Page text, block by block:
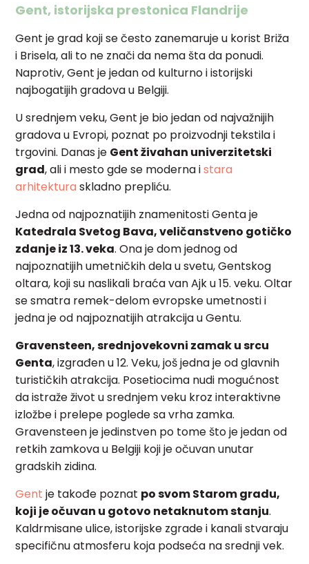
Gent, istorijska prestonica Flandrije
Gent je grad koji se često zanemaruje u korist Briža
i Brisela, ali to ne znači da nema šta da ponudi.
Naprotiv, Gent je jedan od kulturno i istorijski
najbogatijih gradova u Belgiji.
U srednjem veku, Gent je bio jedan od najvažnijih
gradova u Evropi, poznat po proizvodnji tekstila i
trgovini. Danas je Gent živahan univerzitetski
grad, ali i mesto gde se moderna istara
arhitektura skladno prepliću.
Jedna od najpoznatijih znamenitosti Genta je
Katedrala Svetog Bava, veličanstveno gotičko
zdanje iz 13. veka. Ona je dom jednog od
najpoznatijih umetničkih dela u svetu, Gentskog
oltara, koji su naslikali braća van Ajk u 15. veku. Oltar
se smatra remek-delom evropske umetnosti i
jedna je od najpoznatijih atrakcija u Gentu.
Gravensteen, srednjovekovni zamak u srcu
Genta, izgrađen u 12. Veku, još jedna je od glavnih
turističkih atrakcija. Posetiocima nudi mogućnost
da istraže život u srednjem veku kroz interaktivne
izložbe i prelepe poglede sa vrha zamka.
Gravensteen je jedinstven po tome što je jedan od
retkih zamkova u Belgiji koji je očuvan unutar
gradskih zidina.
Gentje takođe poznat po svom Starom gradu,
koji je očuvan u gotovo netaknutom stanju.
Kaldrmisane ulice, istorijske zgrade i kanali stvaraju
specifičnu atmosferu koja podseća na srednji vek.